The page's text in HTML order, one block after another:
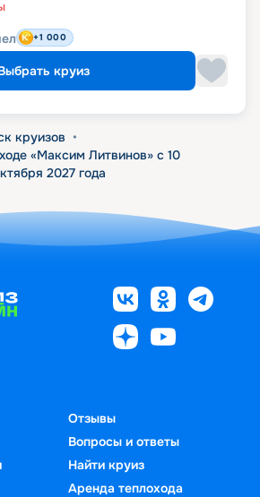
+1 000
круиз
круизов •
«Максим Литвинов» с 10
2027 года
Отзывы
Вопросы и ответы
Найти круиз
Аренда теплохода